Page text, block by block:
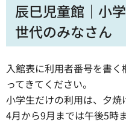
辰巳児童館｜小
世代のみなさん
入館表に利用者番号を書
ってきてください。
小学生だけの利用は、夕焼
4月から9月までは午後5時